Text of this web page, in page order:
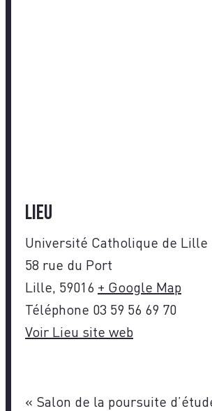
Lieu
Université Catholique de Lille
58 rue du Port
Lille, 59016 + Google Map
Téléphone 03 59 56 69 70
Voir Lieu site web
« Salon de la poursuite